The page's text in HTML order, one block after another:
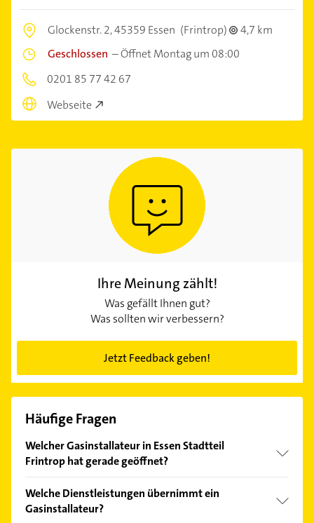
Glockenstr. 2,45359 Essen (Frintrop)
4,7 km
Geschlossen –Öffnet Montag um 08:00
0201 85 77 42 67
Webseite
Ihre Meinung zählt!
Was gefällt Ihnen gut?
Was sollten wir verbessern?
Jetzt Feedback geben!
Häufige Fragen
Welcher Gasinstallateur in Essen Stadtteil
Frintrop hat gerade geöffnet?
Bitte beachten Sie, dass diese an Sonn- und
Feiertagen abweichen können.
Welche Dienstleistungen übernimmt ein
Gasinstallateur?